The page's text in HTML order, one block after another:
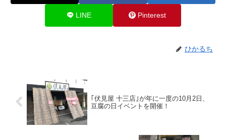
LINE Pinterest
ひかるち
｢伏見屋 十三店｣が年に一度の10月2日、
豆腐の日イベントを開催！